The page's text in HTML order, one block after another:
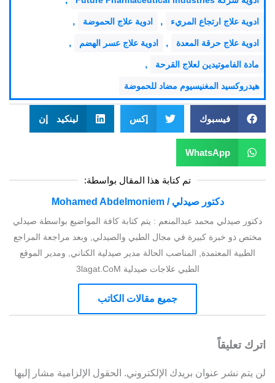
ادوية علاج ارتجاع المريء , ادوية علاج الحموضة ,
ادوية علاج حرقة المعدة , ادوية علاج عسر الهضم ,
مادة الفاموتيدين لعلاج القرحة ,
هيدروكسيد المغنيسيوم مضاد للحموضة
فيسبوك إكس لينكيد إن
WhatsApp
تم كتابة هذا المقال بواسطة:
دكتور صيدلي / Mohamed Abdelmoniem
دكتور صيدلي محمد عبدالمنعم : يتم كتابة كافة المواضيع بواسطة صيدلي
مختص ذو خبرة كبيرة في مجال الطبي والصيدلي, وبعد مراجعة المراجع
الطبية المعتمدة, المناصب الحالة مدير صيدلية الكناني, ومدير الموقع
الطبي علاجات صيدلية 3lagat.CoM
جميع مقالات الكاتب
اترك تعليقاً
لن يتم نشر عنوان بريدك الإلكتروني. الحقول الإلزامية مشار إليها